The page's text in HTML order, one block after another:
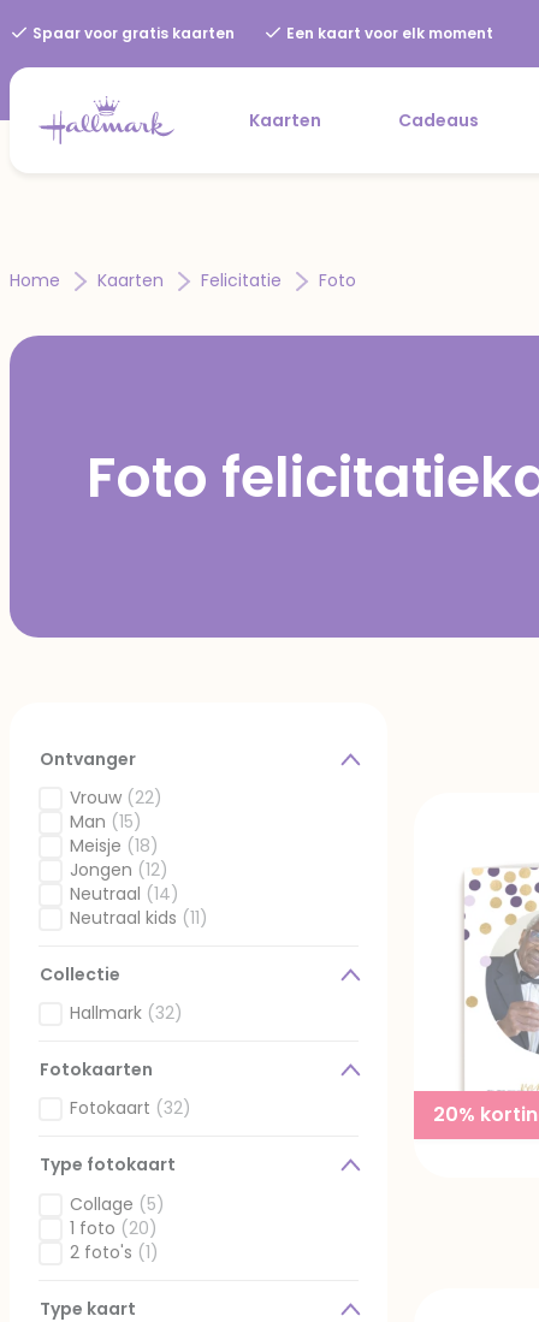
Spaar voor gratis kaarten Een kaart voor elk moment
Kaarten Cadeaus
Home Kaarten Felicitatie Foto
Foto
Ontvanger
Vrouw (22)
Gefilterd op Ontvanger: Vrouw
Man (15)
Gefilterd op Ontvanger: Man
Meisje (18)
Gefilterd op Ontvanger: Meisje
Jongen (12)
Gefilterd op Ontvanger: Jongen
Neutraal (14)
Gefilterd op Ontvanger: Neutraal
Neutraal kids (11)
Collectie
Hallmark (32)
Fotokaarten
Fotokaart (32)
Type fotokaart
Collage (5)
Gefilterd op Type fotokaart: Collage
1 foto (20)
Gefilterd op Type fotokaart: 1 foto
2 foto's (1)
Type kaart
20%